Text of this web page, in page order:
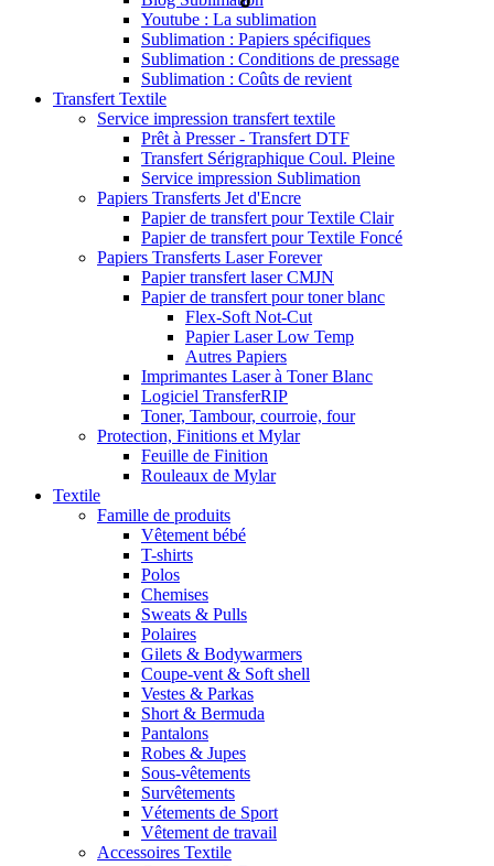
Youtube : La sublimation
Sublimation : Papiers spécifiques
Sublimation : Conditions de pressage
Sublimation : Coûts de revient
Transfert Textile
Service impression transfert textile
Prêt à Presser - Transfert DTF
Transfert Sérigraphique Coul. Pleine
Service impression Sublimation
Papiers Transferts Jet d'Encre
Papier de transfert pour Textile Clair
Papier de transfert pour Textile Foncé
Papiers Transferts Laser Forever
Papier transfert laser CMJN
Papier de transfert pour toner blanc
Flex-Soft Not-Cut
Papier Laser Low Temp
Autres Papiers
Imprimantes Laser à Toner Blanc
Logiciel TransferRIP
Toner, Tambour, courroie, four
Protection, Finitions et Mylar
Feuille de Finition
Rouleaux de Mylar
Textile
Famille de produits
Vêtement bébé
T-shirts
Polos
Chemises
Sweats & Pulls
Polaires
Gilets & Bodywarmers
Coupe-vent & Soft shell
Vestes & Parkas
Short & Bermuda
Pantalons
Robes & Jupes
Sous-vêtements
Survêtements
Vétements de Sport
Vêtement de travail
Accessoires Textile